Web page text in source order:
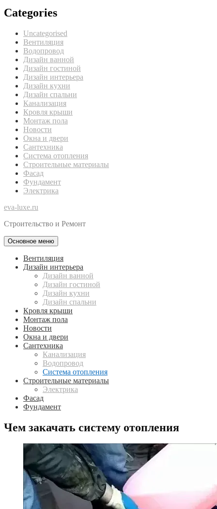
Categories
Uncategorised
Вентиляция
Водопровод
Дизайн ванной
Дизайн гостиной
Дизайн интерьера
Дизайн кухни
Дизайн спальни
Канализация
Кровля крыши
Монтаж пола
Новости
Окна и двери
Сантехника
Система отопления
Строительные материалы
Фасад
Фундамент
Электрика
eva-luxe.ru
Строительство и Ремонт
Основное меню
Вентиляция
Дизайн интерьера
Дизайн ванной
Дизайн гостиной
Дизайн кухни
Дизайн спальни
Кровля крыши
Монтаж пола
Новости
Окна и двери
Сантехника
Канализация
Водопровод
Система отопления
Строительные материалы
Электрика
Фасад
Фундамент
Чем закачать систему отопления